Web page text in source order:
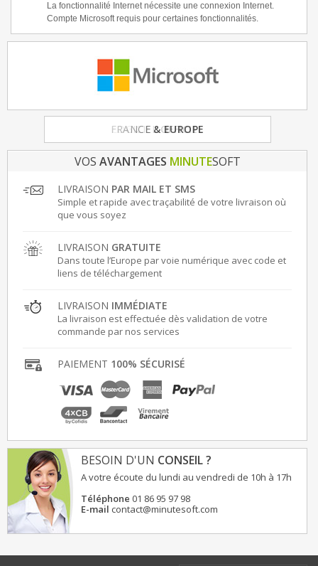
La fonctionnalité Internet nécessite une connexion Internet.
Compte Microsoft requis pour certaines fonctionnalités.
FRANCE & EUROPE
VOS AVANTAGES MINUTESOFT
LIVRAISON PAR MAIL ET SMS
Simple et rapide avec traçabilité de votre livraison où
que vous soyez
LIVRAISON GRATUITE
Dans toute l’Europe par voie numérique avec code et
liens de téléchargement
LIVRAISON IMMÉDIATE
La livraison est effectuée dès validation de votre
commande par nos services
PAIEMENT 100% SÉCURISÉ
BESOIN D'UN CONSEIL ?
A votre écoute du lundi au vendredi de 10h à 17h
Téléphone 01 86 95 97 98
E-mail contact@minutesoft.com